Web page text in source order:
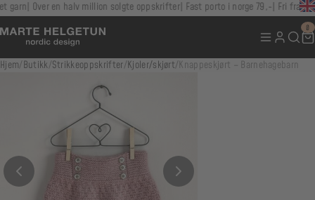
Over en halv million solgte oppskrifter Fast porto i norge 79,- Fri frakt
0
Hjem/Butikk/Strikkeoppskrifter/Kjoler/skjørt/Knappeskjørt – Barnehagebarn